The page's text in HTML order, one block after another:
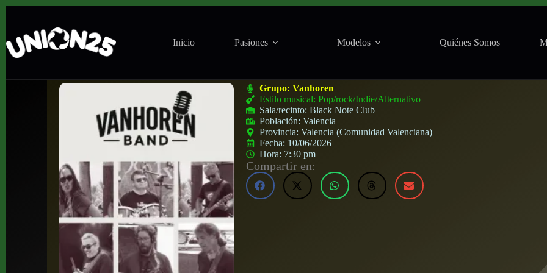
Inicio Pasiones Modelos Quiénes Somos
Grupo:Vanhoren
Estilo musical: Pop/rock/Indie/Alternativo
Sala/recinto:Black Note Club
Población:Valencia
Provincia:Valencia (Comunidad Valenciana)
Fecha: 10/06/2026
Hora: 7:30 pm
Compartir en: